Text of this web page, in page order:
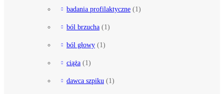
badania profilaktyczne (1)
ból brzucha (1)
ból głowy (1)
ciąża (1)
dawca szpiku (1)